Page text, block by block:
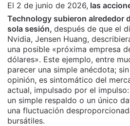
El 2 de junio de 2026, las
Technology subieron alrededor
sola sesión, después de que el
Nvidia, Jensen Huang,
una posible «próxima empresa
dólares». Este ejemplo, entre
parecer una simple anécdota;
opinión, es sintomático del
actual, impulsado por el
un simple respaldo o un único
una fluctuación
bursátiles.